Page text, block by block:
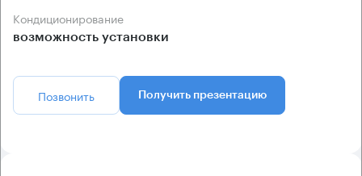
Кондиционирование
возможность установки
Позвонить Получить презентацию